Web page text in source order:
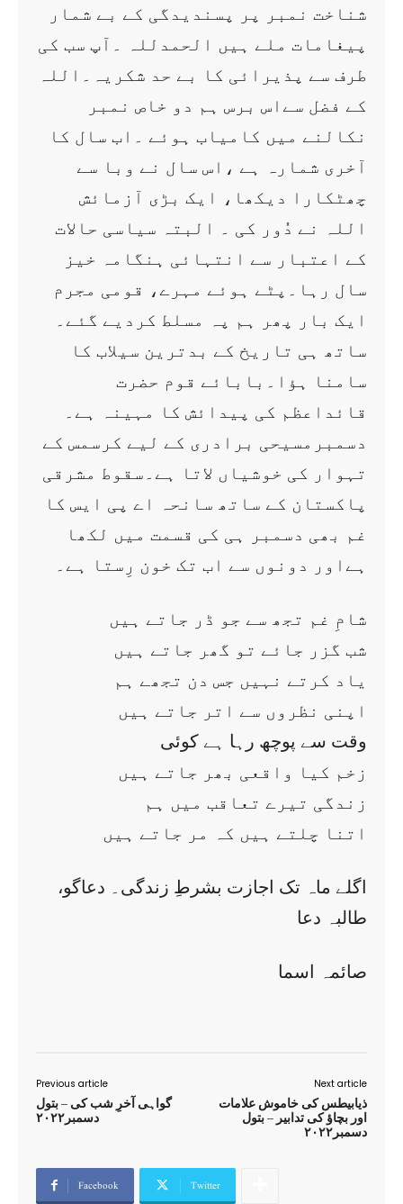
شناخت نمبر پر پسندیدگی کے بے شمار
پیغامات ملے ہیں الحمدللہ ۔آپ سب کی
طرف سے پذیرائی کا بے حد شکریہ۔اللہ
کے فضل سےاس برس ہم دو خاص نمبر
نکالنے میں کامیاب ہوئے ۔اب سال کا
آخری شمارہ ہے ،اس سال نے وبا سے
چھٹکارا دیکھا، ایک بڑی آزمائش
اللہ نے دُور کی ۔ البتہ سیاسی حالات
کے اعتبار سے انتہائی ہنگامہ خیز
سال رہا۔پٹے ہوئے مہرے، قومی مجرم
ایک بار پھر ہم پہ مسلط کردیے گئے۔
ساتھ ہی تاریخ کے بدترین سیلاب کا
سامنا ہؤا۔بابائے قوم حضرت
قائداعظم کی پیدائش کا مہینہ ہے۔
دسمبرمسیحی برادری کے لیے کرسمس کے
تہوار کی خوشیاں لاتا ہے۔سقوط مشرقی
پاکستان کے ساتھ سانحہ اے پی ایس کا
غم بھی دسمبر ہی کی قسمت میں لکھا
ہےاور دونوں سے اب تک خون رِستا ہے۔
شامِ غم تجھ سے جو ڈر جاتے ہیں
شب گزر جائے تو گھر جاتے ہیں
یاد کرتے نہیں جس دن تجھے ہم
اپنی نظروں سے اتر جاتے ہیں
وقت سے پوچھ رہا ہے کوئی
زخم کیا واقعی بھر جاتے ہیں
زندگی تیرے تعاقب میں ہم
اتنا چلتے ہیں کہ مر جاتے ہیں
اگلے ماہ تک اجازت بشرطِ زندگی۔ دعاگو،
طالبہ دعا
صائمہ اسما
Previous article
گواہی آخرِ شب کی – بتول
دسمبر۲۰۲۲
Next article
ذیابیطس کی خاموش علامات
اور بچاؤ کی تدابیر – بتول
دسمبر۲۰۲۲
Facebook Twitter